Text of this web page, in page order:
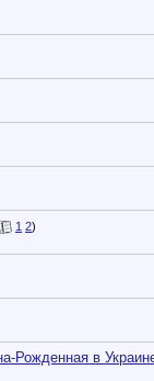
1 2)
Рожденная в